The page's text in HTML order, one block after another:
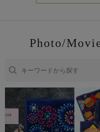
Photo/